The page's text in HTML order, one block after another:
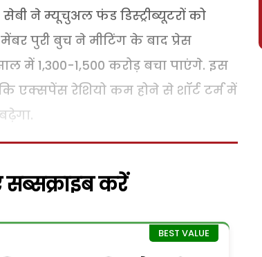
ने म्यूचुअल फंड डिस्ट्रीब्यूटरों को
पुरी बुच ने मीटिंग के बाद प्रेस
में 1,300-1,500 करोड़ बचा पाएंगे. इस
एक्सपेंस रेशियो कम होने से शॉर्ट टर्म में
करें